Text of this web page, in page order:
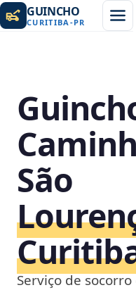
GUINCHO
CURITIBA -PR
São
Serviço de